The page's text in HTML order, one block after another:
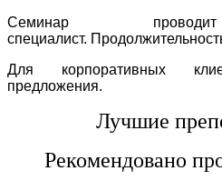
Семинар
специалист.
Для корпоративных
предложения.
Лучшие
Рекомендовано